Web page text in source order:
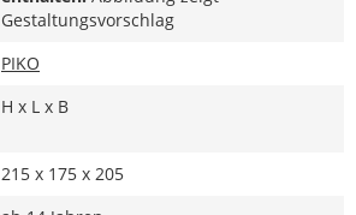
Gestaltungsvorschlag
PIKO
H x L x B
215 x 175 x 205